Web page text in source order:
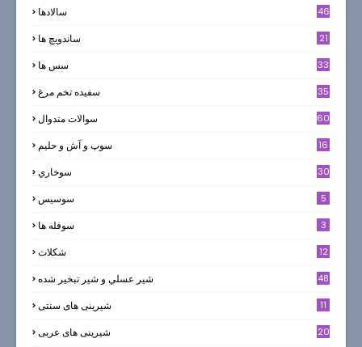
سالادها 46
ساندویچ ها 21
سس ها 33
سفيده تخم مرغ 35
سوالات متدوال 60
سوپ و آش و حليم 16
سوخاري 30
سوسيس 5
سوفله ها 3
شکلات
12
شير عسلي و شير تبخير شده 48
شیرینی های سنتی 11
شیرینی های عربی 20